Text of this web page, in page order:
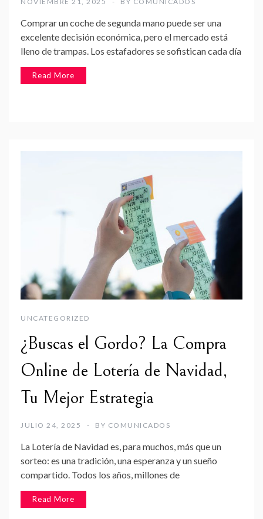
Comprar un coche de segunda mano puede ser una
excelente decisión económica, pero el mercado está
lleno de trampas. Los estafadores se sofistican cada día
Read More
UNCATEGORIZED
¿Buscas el Gordo? La Compra
Online de Lotería de Navidad,
Tu Mejor Estrategia
JULIO 24, 2025 BY COMUNICADOS
La Lotería de Navidad es, para muchos, más que un
sorteo: es una tradición, una esperanza y un sueño
compartido. Todos los años, millones de
Read More